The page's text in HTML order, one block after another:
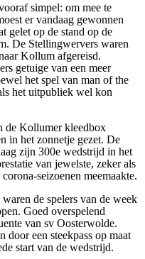
simpel: om mee te
er vandaag gewonnen
gelet op de stand op de
De Stellingwervers waren
Kollum afgereisd.
getuige van een meer
het spel van man of the
het uitpubliek wel kon
de Kollumer kleedbox
in het zonnetje gezet. De
zijn 300e wedstrijd in het
van jewelste, zeker als
seizoenen meemaakte.
de spelers van de week
Goed overspelend
van sv Oosterwolde.
door een steekpass op maat
start van de wedstrijd.